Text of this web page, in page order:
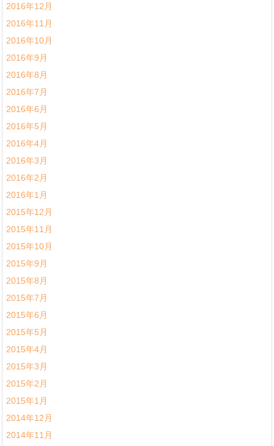
2016年12月
2016年11月
2016年10月
2016年9月
2016年8月
2016年7月
2016年6月
2016年5月
2016年4月
2016年3月
2016年2月
2016年1月
2015年12月
2015年11月
2015年10月
2015年9月
2015年8月
2015年7月
2015年6月
2015年5月
2015年4月
2015年3月
2015年2月
2015年1月
2014年12月
2014年11月